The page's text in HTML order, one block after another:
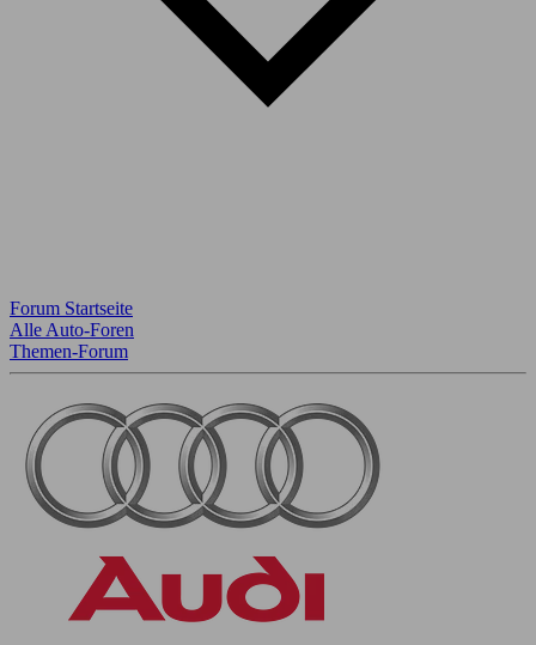
Forum Startseite
Alle Auto-Foren
Themen-Forum